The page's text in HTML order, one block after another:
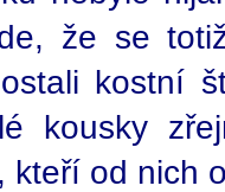
že se
kostní
kousky
kteří od nich